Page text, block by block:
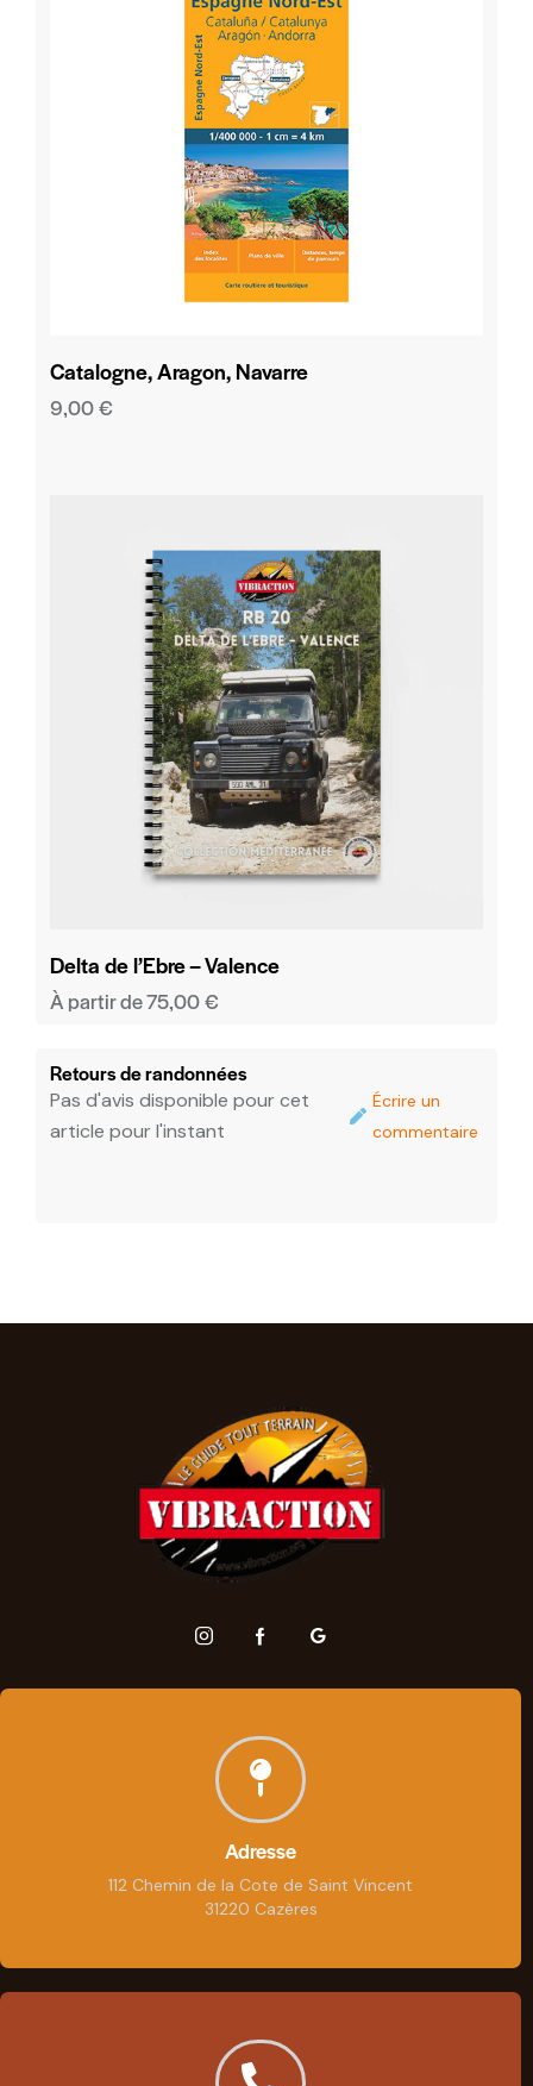
Catalogne, Aragon, Navarre
9,00€
Delta de l’Ebre – Valence
À partir de75,00€
Retours de randonnées
Pas d'avis disponible pour cet
article pour l'instant
Écrire un
commentaire
Adresse
112 Chemin de la Cote de Saint Vincent
31220 Cazères